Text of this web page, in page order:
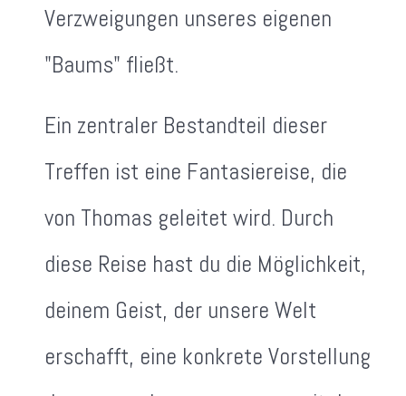
Verzweigungen unseres eigenen
"Baums" fließt.
Ein zentraler Bestandteil dieser
Treffen ist eine Fantasiereise, die
von Thomas geleitet wird. Durch
diese Reise hast du die Möglichkeit,
deinem Geist, der unsere Welt
erschafft, eine konkrete Vorstellung